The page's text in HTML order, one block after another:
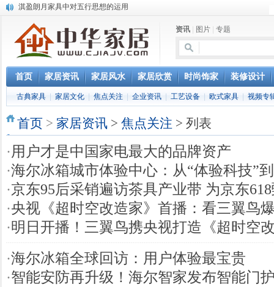
淇盈朗月家具中对五行思想的运用
还是“海尔冰箱造”!IEC国际保鲜标准再版
怎样用家具布置出好的办公室风水
您办公家具的贴心管家——北京办公家具网办公家具维修服务部成立
资讯 图片 专题
首页 家居资讯 家居风水 家居欣赏 时尚饰家 装修设计
古典家具 家居文化 焦点关注 企业资讯 工艺设备 欧式家具 视频专
首页 > 家居资讯 > 焦点关注 > 列表
·用户才是中国家电最大的品牌资产
·海尔冰箱城市体验中心：从“体验科技”
·京东95后采销遍访茶具产业带 为京东
·央视《超时空改造家》首播：看三翼鸟
·明日开播！三翼鸟携央视打造《超时空
·海尔冰箱全球回访：用户体验最宝贵
·智能安防再升级！海尔智家发布智能门